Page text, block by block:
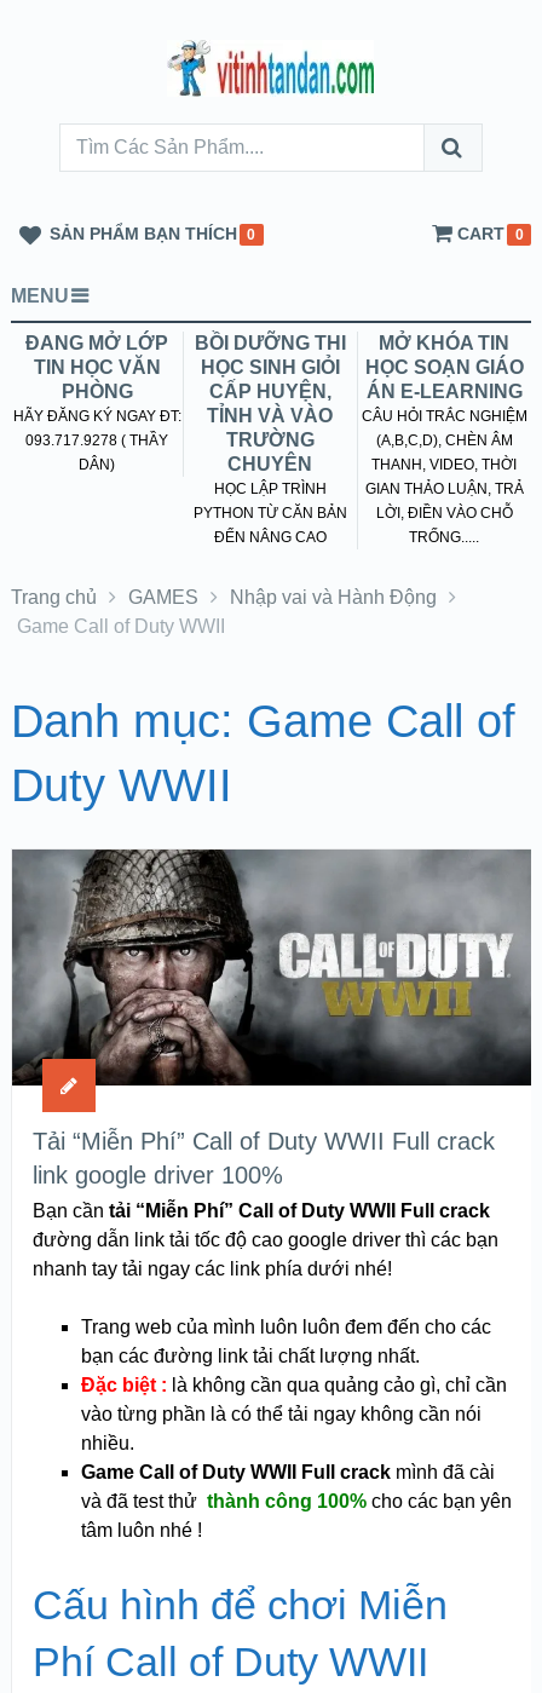
SẢN PHẨM BẠN THÍCH 0 CART 0
MENU
ĐANG MỞ LỚP
TIN HỌC VĂN
PHÒNG
HÃY ĐĂNG KÝ NGAY ĐT:
093.717.9278 ( THẦY
DÂN)
BỒI DƯỠNG THI
HỌC SINH GIỎI
CẤP HUYỆN,
TỈNH VÀ VÀO
TRƯỜNG
CHUYÊN
HỌC LẬP TRÌNH
PYTHON TỪ CĂN BẢN
ĐẾN NÂNG CAO
MỞ KHÓA TIN
HỌC SOẠN GIÁO
ÁN E-LEARNING
CÂU HỎI TRẮC NGHIỆM
(A,B,C,D), CHÈN ÂM
THANH, VIDEO, THỜI
GIAN THẢO LUẬN, TRẢ
LỜI, ĐIỀN VÀO CHỖ
TRỐNG.....
Trang chủ GAMES
Nhập vai và Hành Động
Game Call of Duty WWII
Danh mục: Game Call of
Duty WWII
Tải “Miễn Phí” Call of Duty WWII Full crack
link google driver 100%
Bạn cần tải “Miễn Phí” Call of Duty WWII Full crack
đường dẫn link tải tốc độ cao google driver thì các bạn
nhanh tay tải ngay các link phía dưới nhé!
Trang web của mình luôn luôn đem đến cho các
bạn các đường link tải chất lượng nhất.
Đặc biệt : là không cần qua quảng cảo gì, chỉ cần
vào từng phần là có thể tải ngay không cần nói
nhiều.
Game Call of Duty WWII Full crackmình đã cài
và đã test thử thành công 100%cho các bạn yên
tâm luôn nhé !
Cấu hình để chơi Miễn
Phí Call of Duty WWII